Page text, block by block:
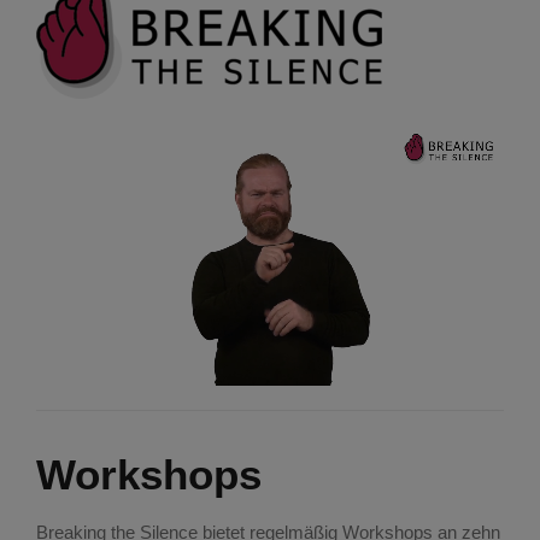
Workshops
Breaking the Silence bietet regelmäßig Workshops an zehn